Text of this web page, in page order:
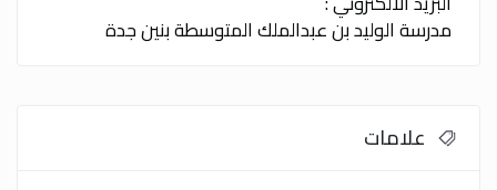
مدرسة الوليد بن عبدالملك المتوسطة بنين جدة
علامات